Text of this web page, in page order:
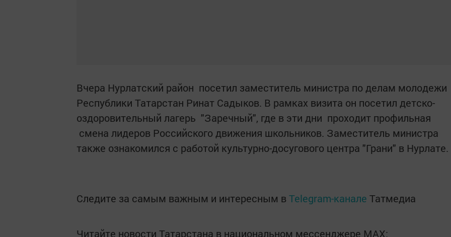
Вчера Нурлатский район посетил заместитель министра по делам молодежи
Республики Татарстан Ринат Садыков. В рамках визита он посетил детско-
оздоровительный лагерь "Заречный", где в эти дни проходит профильная
смена лидеров Российского движения школьников. Заместитель министра
также ознакомился с работой культурно-досугового центра "Грани" в Нурлате.
Следите за самым важным и интересным в Telegram-канале Татмедиа
Читайте новости Татарстана в национальном мессенджере MАХ: